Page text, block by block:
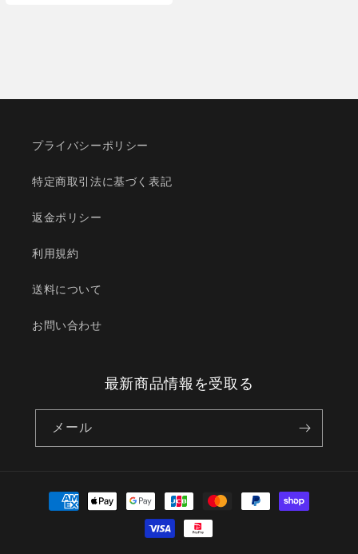
プライバシーポリシー
特定商取引法に基づく表記
返金ポリシー
利用規約
送料について
お問い合わせ
最新商品情報を受取る
メール